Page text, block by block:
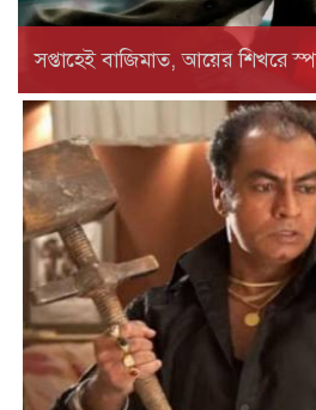
সপ্তাহেই বাজিমাত, আয়ের শিখরে